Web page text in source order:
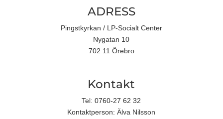
ADRESS
Pingstkyrkan / LP-Socialt Center
Nygatan 10
702 11 Örebro
Kontakt
Tel: 0760-27 62 32
Kontaktperson: Älva Nilsson